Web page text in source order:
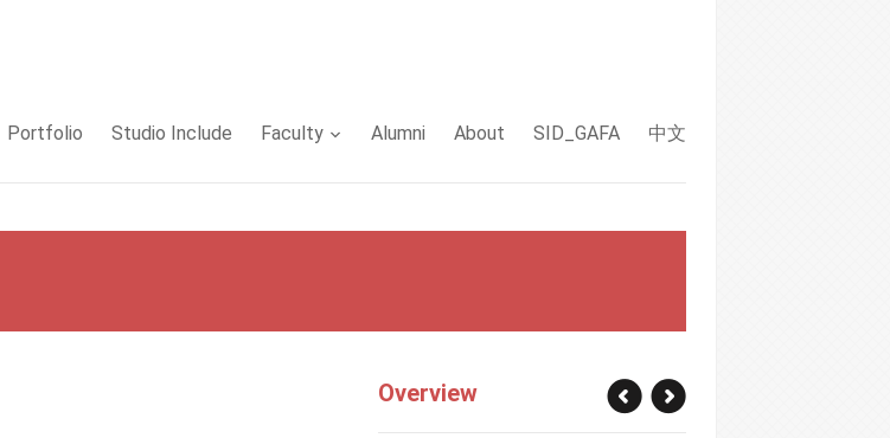
Portfolio Studio Include Faculty Alumni About SID_GAFA 中文
Overview